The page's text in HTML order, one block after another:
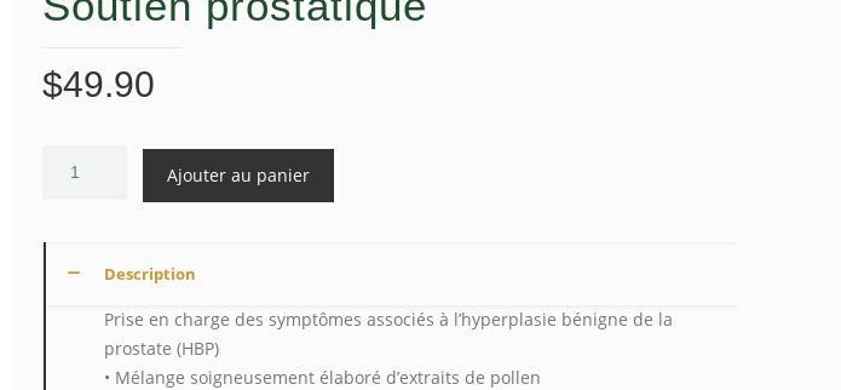
$49.90
Ajouter au panier
Description
Prise en charge des symptômes associés à l’hyperplasie bénigne de la
prostate (HBP)
• Mélange soigneusement élaboré d’extraits de pollen